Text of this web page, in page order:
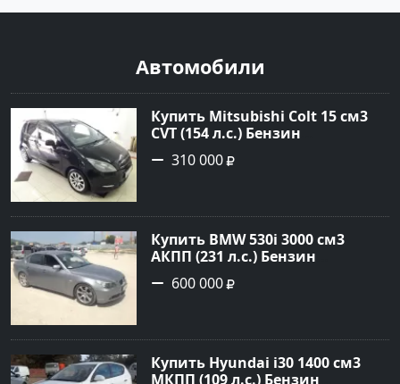
Автомобили
Купить Mitsubishi Colt 15 см3
CVT (154 л.с.) Бензин
турбонаддув в Краснодар:
цвет Чёрный металик Хетчбэк
сайте Авторынок23
310 000
Купить BMW 530i 3000 см3
АКПП (231 л.с.) Бензин
инжектор в Новороссийск:
цвет серый Седан 2004 года по
Авторынок23
600 000
Купить Hyundai i30 1400 см3
МКПП (109 л.с.) Бензин